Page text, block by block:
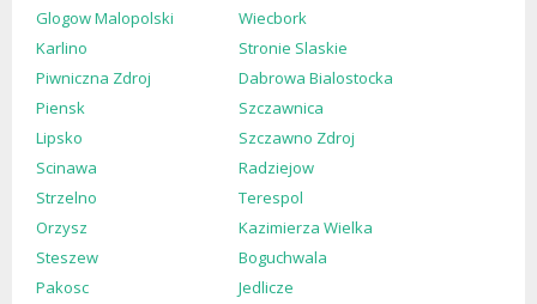
Glogow Malopolski
Wiecbork
Karlino
Stronie Slaskie
Piwniczna Zdroj
Dabrowa Bialostocka
Piensk
Szczawnica
Lipsko
Szczawno Zdroj
Scinawa
Radziejow
Strzelno
Terespol
Orzysz
Kazimierza Wielka
Steszew
Boguchwala
Pakosc
Jedlicze